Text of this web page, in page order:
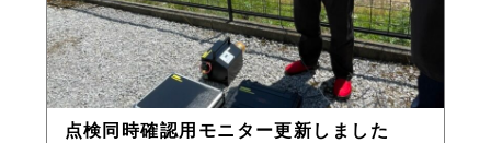
点検同時確認用モニター更新しました